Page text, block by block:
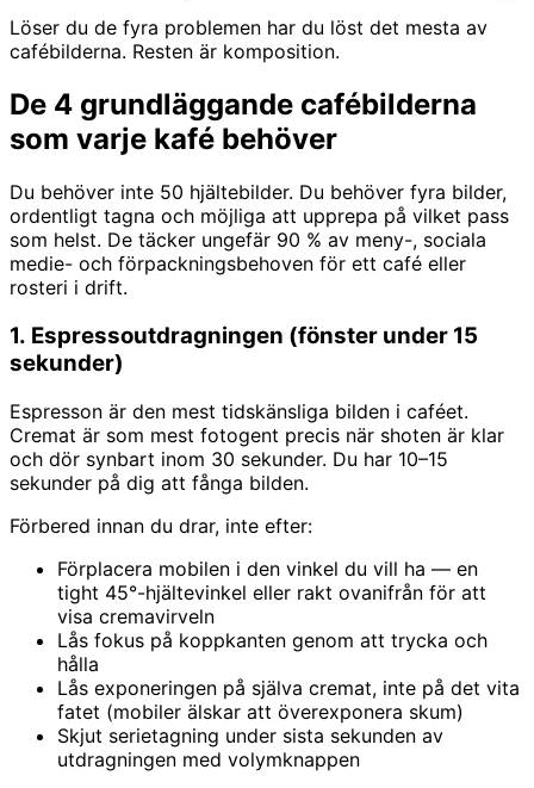
Löser du de fyra problemen har du löst det mesta av
cafébilderna. Resten är komposition.
De 4 grundläggande cafébilderna
som varje kafé behöver
Du behöver inte 50 hjältebilder. Du behöver fyra bilder,
ordentligt tagna och möjliga att upprepa på vilket pass
som helst. De täcker ungefär 90 % av meny-, sociala
medie- och förpackningsbehoven för ett café eller
rosteri i drift.
1. Espressoutdragningen (fönster under 15
sekunder)
Espresson är den mest tidskänsliga bilden i caféet.
Cremat är som mest fotogent precis när shoten är klar
och dör synbart inom 30 sekunder. Du har 10–15
sekunder på dig att fånga bilden.
Förbered innan du drar, inte efter:
Förplacera mobilen i den vinkel du vill ha — en
tight 45°-hjältevinkel eller rakt ovanifrån för att
visa cremavirveln
Lås fokus på koppkanten genom att trycka och
hålla
Lås exponeringen på själva cremat, inte på det vita
fatet (mobiler älskar att överexponera skum)
Skjut serietagning under sista sekunden av
utdragningen med volymknappen